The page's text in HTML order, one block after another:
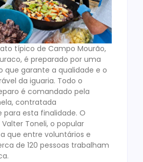
típico de Campo Mourão,
é preparado por uma
que garante a qualidade e o
da iguaria. Todo o
é comandado pela
contratada
para esta finalidade. O
Toneli, o popular
que entre voluntários e
de 120 pessoas trabalham